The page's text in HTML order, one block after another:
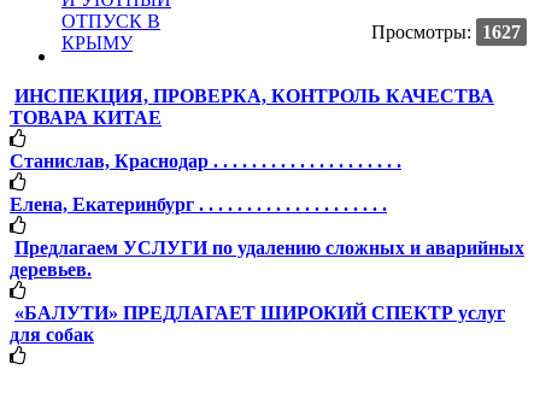
Просмотры: 1627
ИНСПЕКЦИЯ, ПРОВЕРКА, КОНТРОЛЬ КАЧЕСТВА
ТОВАРА КИТАЕ
Станислав, Краснодар . . . . . . . . . . . . . . . . . . . .
Елена, Екатеринбург . . . . . . . . . . . . . . . . . . . .
Предлагаем УСЛУГИ по удалению сложных и аварийных
деревьев.
«БАЛУТИ» ПРЕДЛАГАЕТ ШИРОКИЙ СПЕКТР услуг
для собак